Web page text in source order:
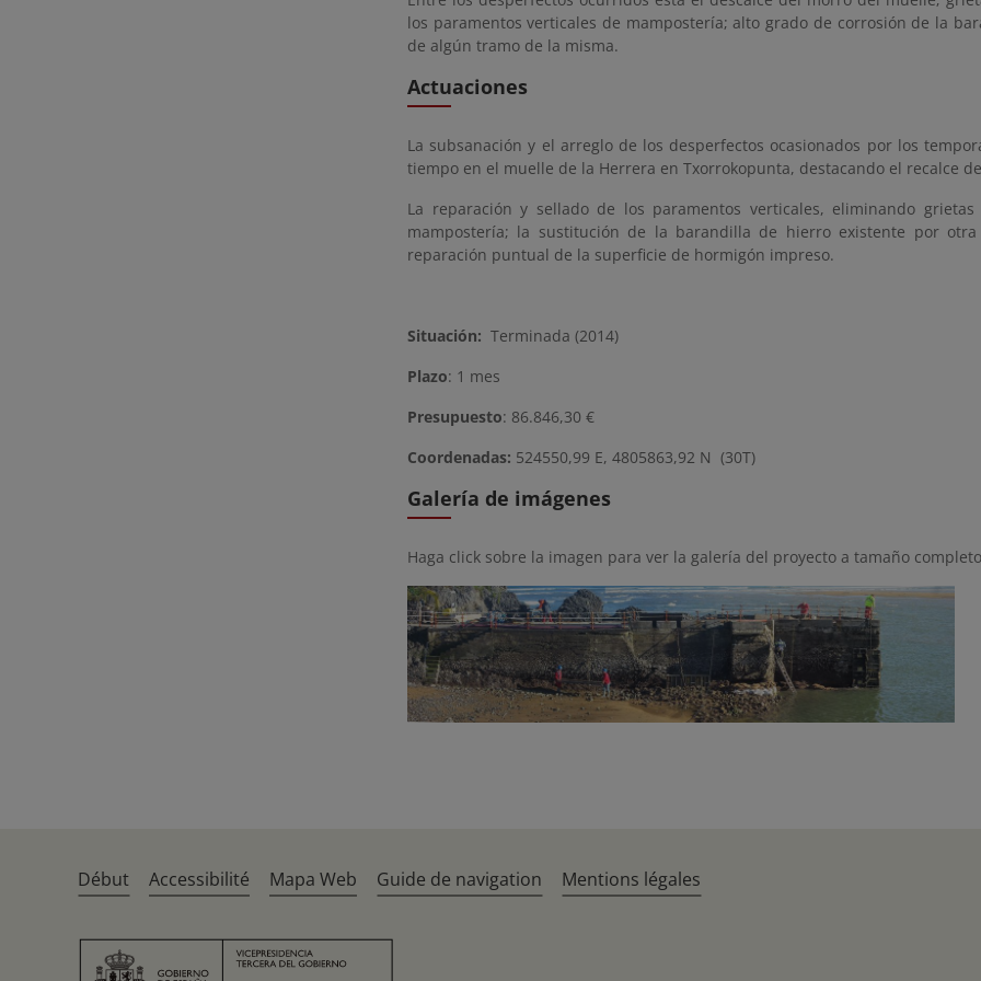
los paramentos verticales de mampostería; alto grado de corrosión de la
de algún tramo de la misma.
Actuaciones
La subsanación y el arreglo de los desperfectos ocasionados por los
tiempo en el muelle de la Herrera en Txorrokopunta, destacando el recalce
La reparación y sellado de los paramentos verticales, eliminando
mampostería; la sustitución de la barandilla de hierro existente por
reparación puntual de la superficie de hormigón impreso.
Situación: Terminada (2014)
Plazo: 1 mes
Presupuesto: 86.846,30 €
Coordenadas: 524550,99 E, 4805863,92 N (30T)
Galería de imágenes
Haga click sobre la imagen para ver la galería del proyecto a tamaño
Début Accessibilité Mapa Web Guide de navigation Mentions légales